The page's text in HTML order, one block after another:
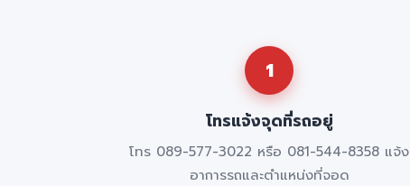
1
โทรแจ้งจุดที่รถอยู่
โทร 089-577-3022 หรือ 081-544-8358 แจ้ง
อาการรถและตำแหน่งที่จอด